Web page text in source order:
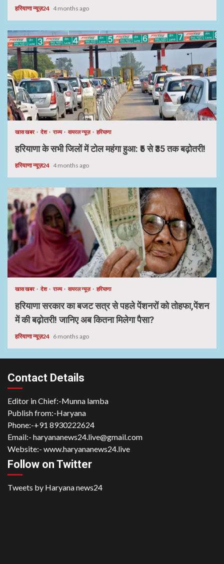
हरियाणा न्यूज़24 4 months ago
खास खबर देश राज्य वायरल न्यूज़ हरियाणा
हरियाणा के सभी जिलों में टोल महंगा हुआ: ₹5 से ₹35 तक बढ़ोतरी!
हरियाणा न्यूज़24 4 months ago
खास खबर देश राज्य वायरल न्यूज़ हरियाणा
हरियाणा सरकार का बजट सत्र से पहले पेंशनरों को तोहफा,पेंशन
में की बढ़ोतरी! जानिए अब कितना मिलेगा पैसा?
हरियाणा न्यूज़24 6 months ago
Contact Details
Editor in Chief:-Munna lamba
Publish from:-Haryana
Phone:-+91 8930222624
Email:- haryananews24.live@gmail.com
Website:- www.haryananews24.live
Follow on Twitter
Tweets by Haryana news24